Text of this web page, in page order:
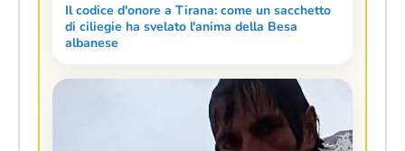
Il codice d'onore a Tirana: come un sacchetto
di ciliegie ha svelato l'anima della Besa
albanese